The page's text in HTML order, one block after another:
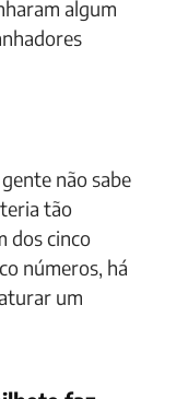
algum
não sabe
tão
dos cinco
números, há
um